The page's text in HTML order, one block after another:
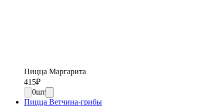
Пицца Маргарита
415₽
0шт
Пицца Ветчина-грибы